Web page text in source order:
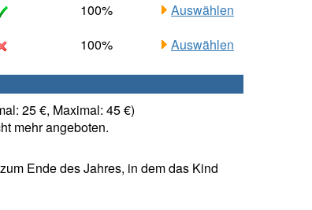
100%
Auswählen
100%
Auswählen
25 €, Maximal: 45 €)
mehr angeboten.
Ende des Jahres, in dem das Kind